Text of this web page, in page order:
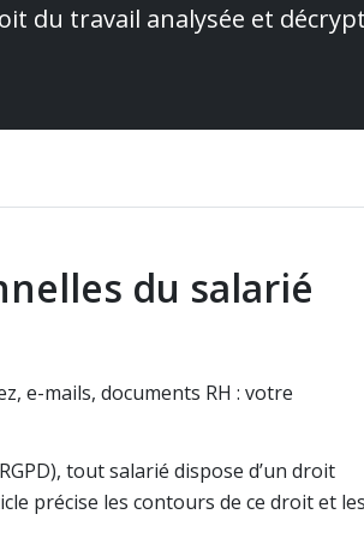
du travail analysée et
du salarié
e-mails, documents RH : votre
tout salarié dispose d’un droit
précise les contours de ce droit et les